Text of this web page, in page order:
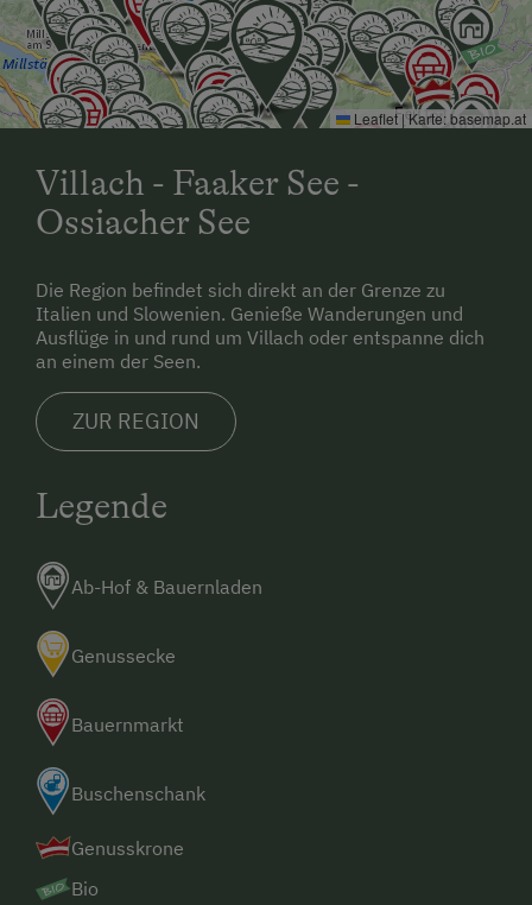
Leaflet |Karte:basemap.at
Villach - Faaker See -
Ossiacher See
Die Region befindet sich direkt an der Grenze zu
Italien und Slowenien. Genieße Wanderungen und
Ausflüge in und rund um Villach oder entspanne dich
an einem der Seen.
ZUR REGION
Legende
Ab-Hof & Bauernladen
Genussecke
Bauernmarkt
Buschenschank
Genusskrone
Bio